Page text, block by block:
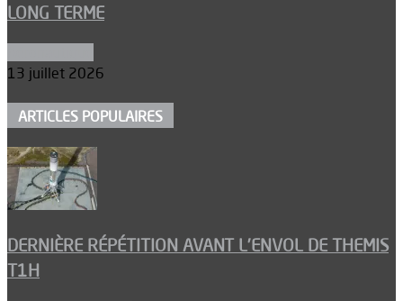
LONG TERME
13 juillet 2026
ARTICLES POPULAIRES
DERNIÈRE RÉPÉTITION AVANT L’ENVOL DE THEMIS
T1H